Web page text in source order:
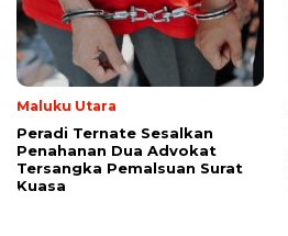
Maluku Utara
Peradi Ternate Sesalkan
Penahanan Dua Advokat
Tersangka Pemalsuan Surat
Kuasa